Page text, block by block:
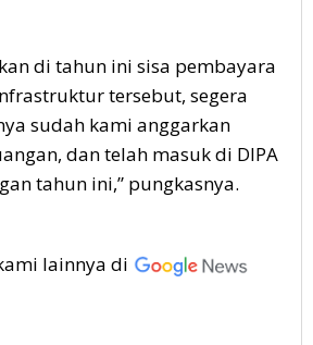
di tahun ini sisa pembayara
tersebut, segera
sudah kami anggarkan
dan telah masuk di DIPA
tahun ini,” pungkasnya.
lainnya di